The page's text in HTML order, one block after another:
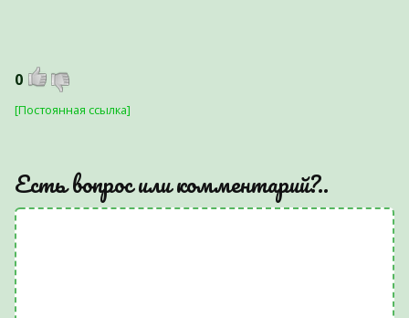
0
[Постоянная ссылка]
Есть вопрос или комментарий?..